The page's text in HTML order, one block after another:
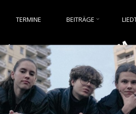
TERMINE BEITRÄGE